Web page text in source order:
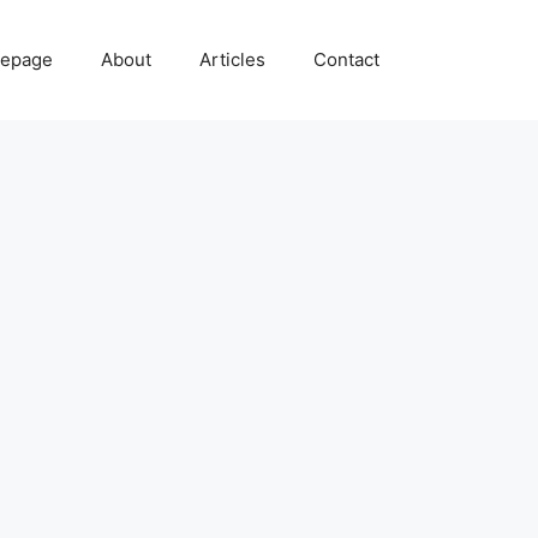
About Articles Contact